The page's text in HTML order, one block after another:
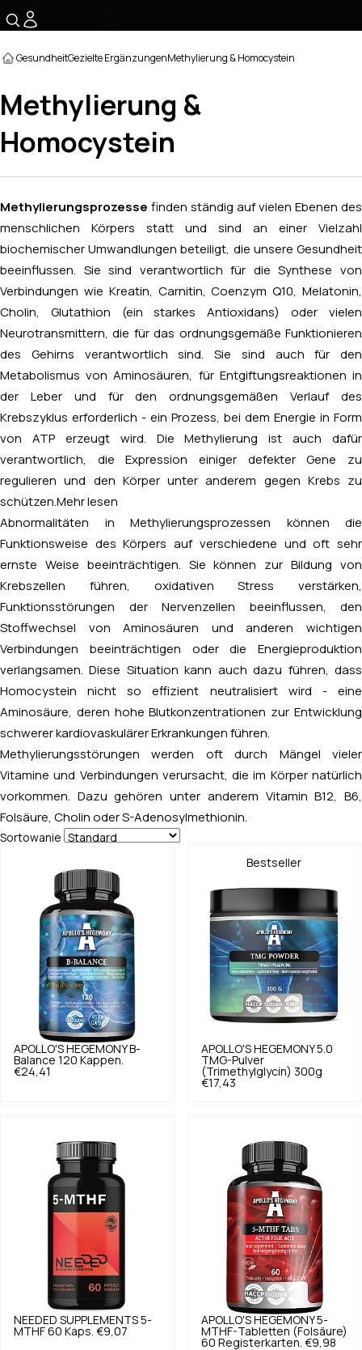
GesundheitGezielte ErgänzungenMethylierung & Homocystein
Methylierung &
Homocystein
Methylierungsprozesse finden ständig auf vielen Ebenen des
menschlichen Körpers statt und sind an einer Vielzahl
biochemischer Umwandlungen beteiligt, die unsere Gesundheit
beeinflussen. Sie sind verantwortlich für die Synthese von
Verbindungen wie Kreatin, Carnitin, Coenzym Q10, Melatonin,
Cholin, Glutathion (ein starkes Antioxidans) oder vielen
Neurotransmittern, die für das ordnungsgemäße Funktionieren
des Gehirns verantwortlich sind. Sie sind auch für den
Metabolismus von Aminosäuren, für Entgiftungsreaktionen in
der Leber und für den ordnungsgemäßen Verlauf des
Krebszyklus erforderlich - ein Prozess, bei dem Energie in Form
von ATP erzeugt wird. Die Methylierung ist auch dafür
verantwortlich, die Expression einiger defekter Gene zu
regulieren und den Körper unter anderem gegen Krebs zu
schützen. Mehr lesen
Abnormalitäten in Methylierungsprozessen können die
Funktionsweise des Körpers auf verschiedene und oft sehr
ernste Weise beeinträchtigen. Sie können zur Bildung von
Krebszellen führen, oxidativen Stress verstärken,
Funktionsstörungen der Nervenzellen beeinflussen, den
Stoffwechsel von Aminosäuren und anderen wichtigen
Verbindungen beeinträchtigen oder die Energieproduktion
verlangsamen. Diese Situation kann auch dazu führen, dass
Homocystein nicht so effizient neutralisiert wird - eine
Aminosäure, deren hohe Blutkonzentrationen zur Entwicklung
schwerer kardiovaskulärer Erkrankungen führen.
Methylierungsstörungen werden oft durch Mängel vieler
Vitamine und Verbindungen verursacht, die im Körper natürlich
vorkommen. Dazu gehören unter anderem Vitamin B12, B6,
Folsäure, Cholin oder S-Adenosylmethionin.
Sortowanie
APOLLO'S HEGEMONY B-
Balance 120 Kappen.
€24,41
Bestseller
APOLLO'S HEGEMONY 5.0
TMG-Pulver
(Trimethylglycin) 300g
€17,43
NEEDED SUPPLEMENTS 5-
MTHF 60 Kaps. €9,07
APOLLO'S HEGEMONY 5-
MTHF-Tabletten (Folsäure)
60 Registerkarten. €9,98